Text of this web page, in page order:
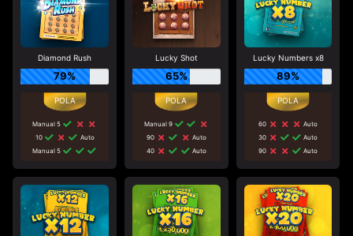
Diamond Rush
79%
Manual 5
10
Auto
Manual 5
Lucky Shot
65%
Manual 9
90
Auto
40
Auto
Lucky Numbers x8
89%
60
Auto
30
Auto
90
Auto